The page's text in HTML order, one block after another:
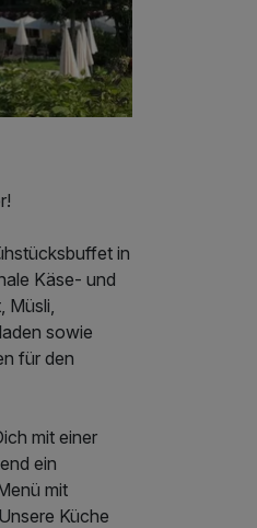
in
Käse- und
Müsli,
sowie
für den
mit einer
ein
mit
Küche